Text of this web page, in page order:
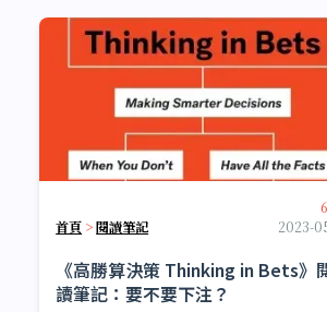
首頁 >閱讀筆記 2023-
《高勝算決策 Thinking in Bets》
讀筆記：要不要下注？